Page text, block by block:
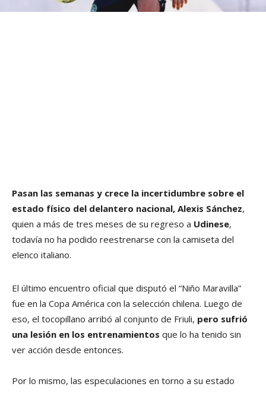
Pasan las semanas y crece la incertidumbre sobre el
estado físico del delantero nacional, Alexis Sánchez,
quien a más de tres meses de su regreso a Udinese,
todavía no ha podido reestrenarse con la camiseta del
elenco italiano.
El último encuentro oficial que disputó el “Niño Maravilla”
fue en la Copa América con la selección chilena. Luego de
eso, el tocopillano arribó al conjunto de Friuli, pero sufrió
una lesión en los entrenamientos que lo ha tenido sin
ver acción desde entonces.
Por lo mismo, las especulaciones en torno a su estado